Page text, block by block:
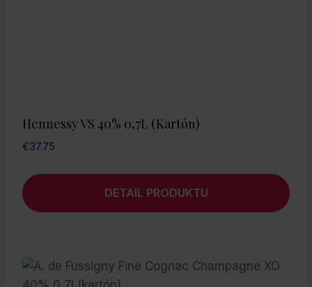
Hennessy VS 40% 0,7L (kartón)
€37.75
DETAIL PRODUKTU